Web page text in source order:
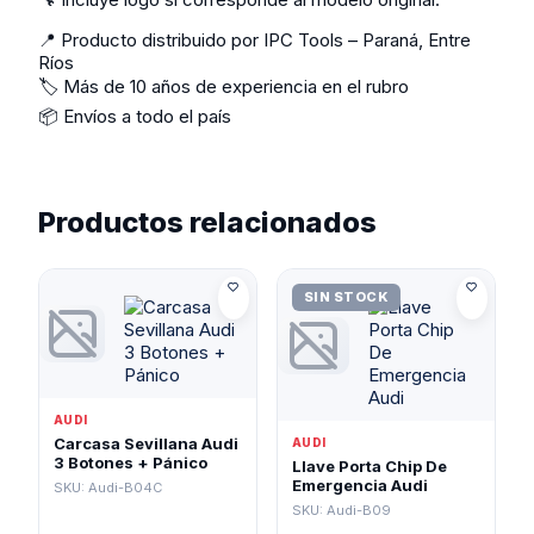
📍 Producto distribuido por IPC Tools – Paraná, Entre
Ríos
🏷️ Más de 10 años de experiencia en el rubro
📦 Envíos a todo el país
Productos relacionados
AUDI
Carcasa Sevillana Audi
3 Botones + Pánico
SKU: Audi-B04C
SIN STOCK
AUDI
Llave Porta Chip De
Emergencia Audi
SKU: Audi-B09